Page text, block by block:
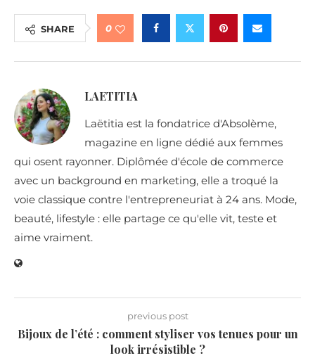
SHARE 0
LAETITIA
Laëtitia est la fondatrice d'Absolème,
magazine en ligne dédié aux femmes
qui osent rayonner. Diplômée d'école de commerce
avec un background en marketing, elle a troqué la
voie classique contre l'entrepreneuriat à 24 ans. Mode,
beauté, lifestyle : elle partage ce qu'elle vit, teste et
aime vraiment.
previous post
Bijoux de l’été : comment styliser vos tenues pour un
look irrésistible ?